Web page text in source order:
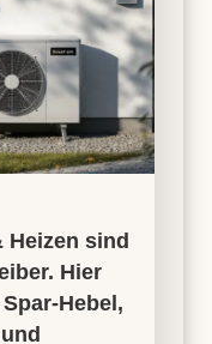
Heizen sind
Hier
Hebel,